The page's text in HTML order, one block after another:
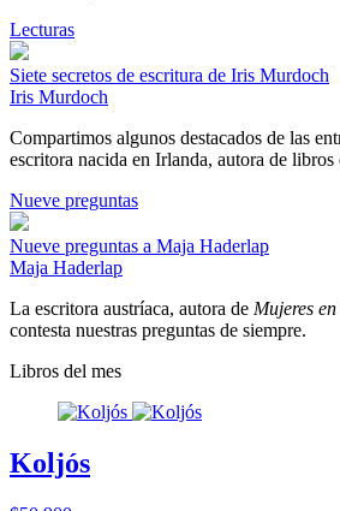
Lecturas
Siete secretos de escritura de Iris Murdoch
Iris Murdoch
Compartimos algunos destacados de las
escritora nacida en Irlanda, autora de libros
Nueve preguntas
Nueve preguntas a Maja Haderlap
Maja Haderlap
La escritora austríaca, autora de Mujeres
contesta nuestras preguntas de siempre.
Libros del mes
Koljós